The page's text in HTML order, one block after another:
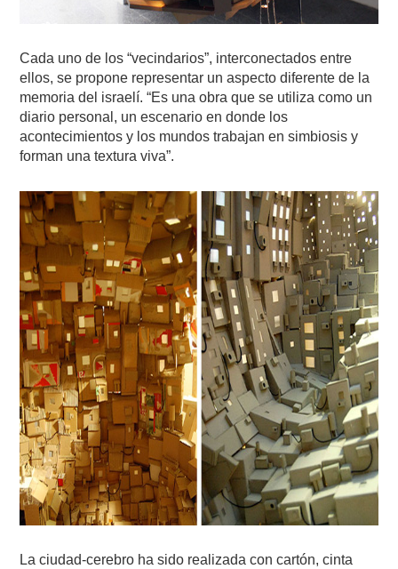
Cada uno de los “vecindarios”, interconectados entre
ellos, se propone representar un aspecto diferente de la
memoria del israelí. “Es una obra que se utiliza como un
diario personal, un escenario en donde los
acontecimientos y los mundos trabajan en simbiosis y
forman una textura viva”.
La ciudad-cerebro ha sido realizada con cartón, cinta